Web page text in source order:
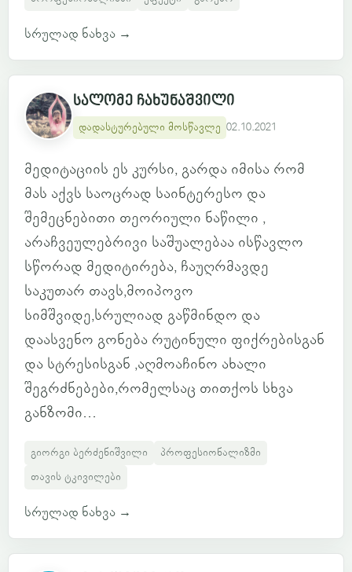
სრულად ნახვა →
სალომე ჩახუნაშვილი
დადასტურებული მოსწავლე 02.10.2021
მედიტაციის ეს კურსი, გარდა იმისა რომ
მას აქვს საოცრად საინტერესო და
შემეცნებითი თეორიული ნაწილი ,
არაჩვეულებრივი საშუალებაა ისწავლო
სწორად მედიტირება, ჩაუღრმავდე
საკუთარ თავს,მოიპოვო
სიმშვიდე,სრულიად გაწმინდო და
დაასვენო გონება რუტინული ფიქრებისგან
და სტრესისგან ,აღმოაჩინო ახალი
შეგრძნებები,რომელსაც თითქოს სხვა
განზომი...
გიორგი ბერძენიშვილი
პროფესიონალიზმი
თავის ტკივილები
სრულად ნახვა →